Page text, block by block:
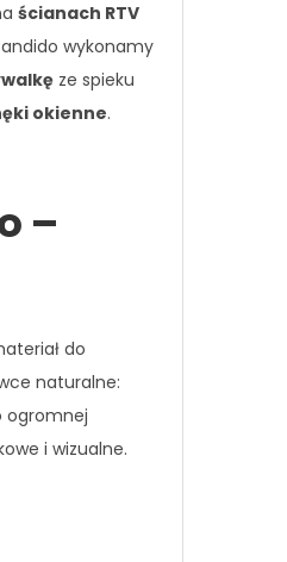
ścianach RTV
wykonamy
ze spieku
okienne.
–
do
naturalne:
ogromnej
i wizualne.